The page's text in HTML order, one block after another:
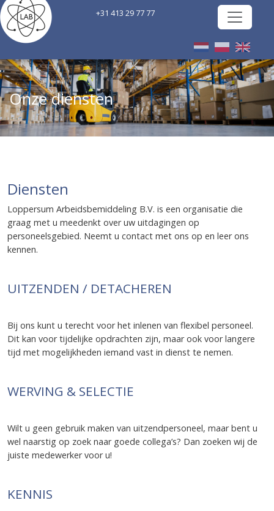
+31 413 29 77 77
Onze diensten
Diensten
Loppersum Arbeidsbemiddeling B.V. is een organisatie die
graag met u meedenkt over uw uitdagingen op
personeelsgebied. Neemt u contact met ons op en leer ons
kennen.
UITZENDEN / DETACHEREN
Bij ons kunt u terecht voor het inlenen van flexibel personeel.
Dit kan voor tijdelijke opdrachten zijn, maar ook voor langere
tijd met mogelijkheden iemand vast in dienst te nemen.
WERVING & SELECTIE
Wilt u geen gebruik maken van uitzendpersoneel, maar bent u
wel naarstig op zoek naar goede collega’s? Dan zoeken wij de
juiste medewerker voor u!
KENNIS